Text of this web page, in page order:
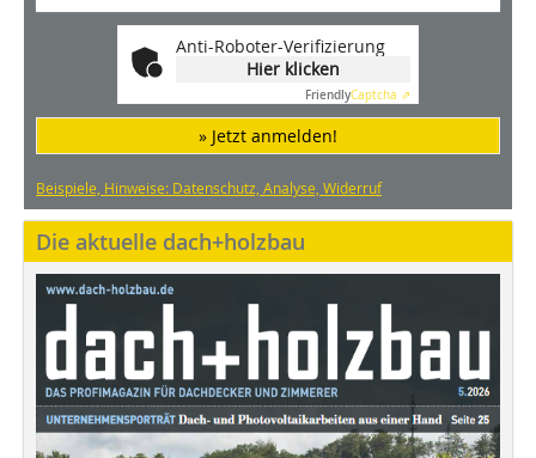
Anti-Roboter-Verifizierung
Hier klicken
FriendlyCaptcha ⇗
» Jetzt anmelden!
Beispiele, Hinweise: Datenschutz, Analyse, Widerruf
Die aktuelle dach+holzbau